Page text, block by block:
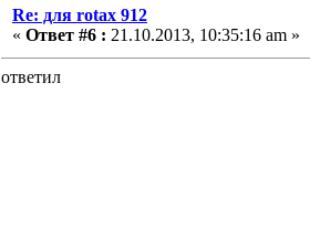
Re: для rotax 912
« Ответ #6 : 21.10.2013, 10:35:16 am »
ответил